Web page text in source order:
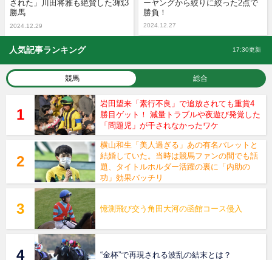
された」川田将雅も絶賛した3戦3
勝馬
2024.12.29
ーヤングから絞りに絞った2点で
勝負！
2024.12.27
人気記事ランキング 17:30更新
競馬 総合
岩田望来「素行不良」で追放されても重賞4
勝目ゲット！ 減量トラブルや夜遊び発覚した
「問題児」が干されなかったワケ
横山和生「美人過ぎる」あの有名バレットと
結婚していた。当時は競馬ファンの間でも話
題、タイトルホルダー活躍の裏に「内助の
功」効果バッチリ
憶測飛び交う角田大河の函館コース侵入
“金杯”で再現される波乱の結末とは？